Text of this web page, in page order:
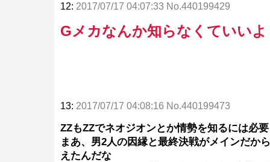
12: 2017/07/17 04:07:33 No.440199429
Gメカなんか知らなくていいよ
13: 2017/07/17 04:08:16 No.440199473
ZZもZZでネオジオンとか情勢を知るには必
まあ、男2人の因縁と最終決戦がメインだか
えたんだな